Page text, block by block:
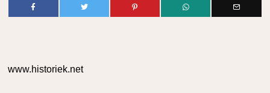
www.historiek.net